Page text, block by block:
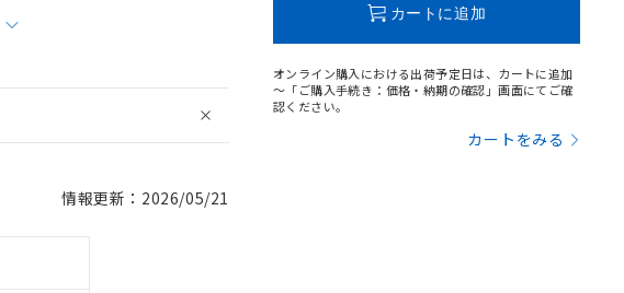
情報更新：2026/05/21
カートに追加
オンライン購入における出荷予定日は、カートに追加
～「ご購入手続き：価格・納期の確認」画面にてご確
認ください。
カートをみる